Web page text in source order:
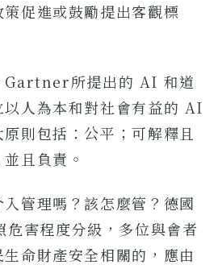
促進或鼓勵提出客觀標
Gartner所提出的 AI 和道
人為本和對社會有益的 AI
則包括：公平；可解釋且
且負責。
管理嗎？該怎麼管？德國
害程度分級，多位與會者
命財產安全相關的，應由